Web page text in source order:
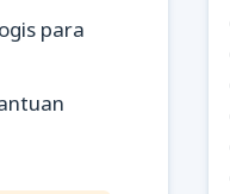
para